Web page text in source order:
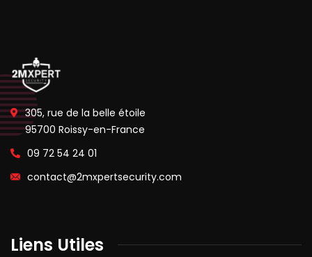
305, rue de la belle étoile
95700 Roissy-en-France
09 72 54 24 01
contact@2mxpertsecurity.com
Liens Utiles